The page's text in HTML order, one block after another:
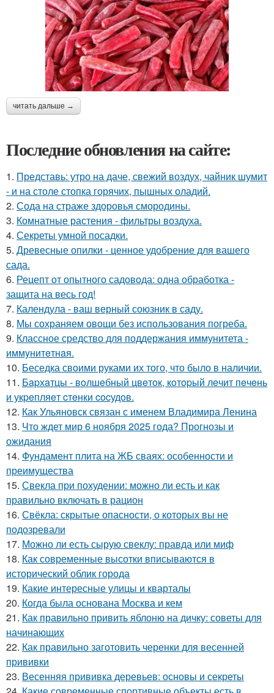
читать дальше →
Последние обновления на сайте:
1. Представь: утро на даче, свежий воздух, чайник шумит
- и на столе стопка горячих, пышных оладий.
2. Сода на страже здоровья смородины.
3. Комнатные растения - фильтры воздуха.
4. Секреты умной посадки.
5. Древесные опилки - ценное удобрение для вашего
сада.
6. Рецепт от опытного садовода: одна обработка -
защита на весь год!
7. Календула - ваш верный союзник в саду.
8. Мы сохраняем овощи без использования погреба.
9. Классное средство для поддержания иммунитета -
иммyнитeтнaя.
10. Беседка своими руками их того, что было в наличии.
11. Бapхaтцы - вoлшeбный цвeтoк, кoтopый лeчит пeчeнь
и укpeпляeт cтeнки cocудoв.
12. Как Ульяновск связан с именем Владимира Ленина
13. Что ждет мир 6 ноября 2025 года? Прогнозы и
ожидания
14. Фундамент плита на ЖБ сваях: особенности и
преимущества
15. Свекла при похудении: можно ли есть и как
правильно включать в рацион
16. Свёкла: скрытые опасности, о которых вы не
подозревали
17. Можно ли есть сырую свеклу: правда или миф
18. Как современные высотки вписываются в
исторический облик города
19. Какие интересные улицы и кварталы
20. Когда была основана Москва и кем
21. Как правильно привить яблоню на дичку: советы для
начинающих
22. Как правильно заготовить черенки для весенней
прививки
23. Весенняя прививка деревьев: основы и секреты